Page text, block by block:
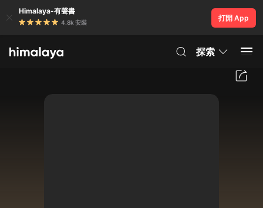
Himalaya-有聲書
4.8k 安裝
打開 App
探索